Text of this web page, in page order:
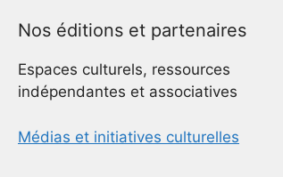
Nos éditions et partenaires
Espaces culturels, ressources
indépendantes et associatives
Médias et initiatives culturelles